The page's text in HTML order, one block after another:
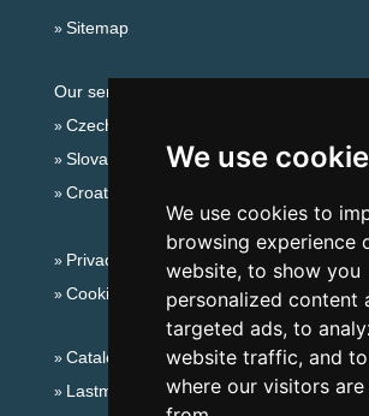
We use
We use cookies to
browsing experience
website, to show you
personalized content
targeted ads, to
website traffic, and
where our visitors
Sitemap
Our servers:
Czech mountains
Slovakian mountains
Croatian Adriatic
Privacy policy
Cookies
Catalog of accommodation
Lastminute Šumava Mountains